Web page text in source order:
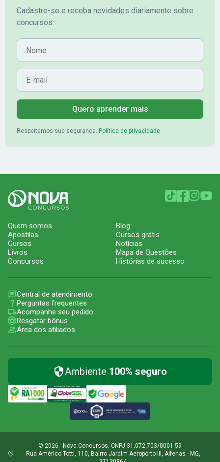
Cadastre-se e receba novidades diariamente sobre
concursos
Nome
E-mail
Quero aprender mais
Respeitamos sua segurança. Política de privacidade
Quem somos
Apostilas
Cursos
Livros
Concursos
Blog
Cursos grátis
Notícias
Mapa de Questões
Histórias de sucesso
Central de atendimento
Perguntas frequentes
Acompanhe seu pedido
Resgatar bônus
Área dos afiliados
Ambiente 100% seguro
© 2026 - Nova Concursos. CNPJ 31.072.703/0001-59
Rua Américo Totti, 110, Bairro Jardim Aeroporto III, Alfenas - MG,